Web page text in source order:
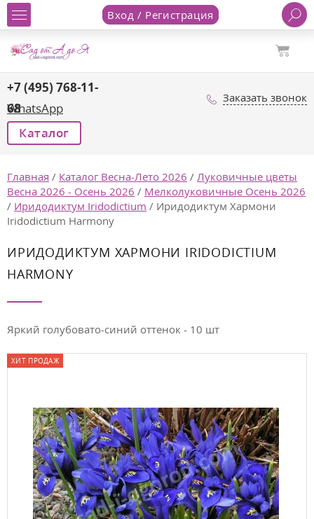
Вход / Регистрация
+7 (495) 768-11-
68
WhatsApp
Заказать звонок
Каталог
Главная / Каталог Весна-Лето 2026 / Луковичные цветы
Весна 2026 - Осень 2026 / Мелколуковичные Осень 2026
/ Иридодиктум Iridodictium / Иридодиктум Хармони
Iridodictium Harmony
ИРИДОДИКТУМ ХАРМОНИ IRIDODICTIUM
HARMONY
Яркий голубовато-синий оттенок - 10 шт
ХИТ ПРОДАЖ